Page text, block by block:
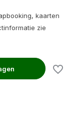
kaarten
zie